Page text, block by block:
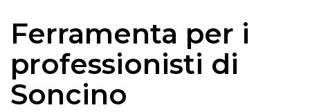
Ferramenta per i
professionisti di
Soncino